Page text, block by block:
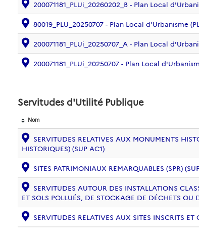
200071181_PLUi_20260202_B - Plan Local
80019_PLU_20250707 - Plan Local d'Urbanisme
200071181_PLUi_20250707_A - Plan Local
200071181_PLUi_20250707 - Plan Local
Servitudes d'Utilité Publique
Nom
SERVITUDES RELATIVES AUX MONUMENTS
HISTORIQUES) (SUP AC1)
SITES PATRIMONIAUX REMARQUABLES (SPR)
SERVITUDES AUTOUR DES INSTALLATIONS
ET SOLS POLLUÉS, DE STOCKAGE DE DÉCHETS OU
SERVITUDES RELATIVES AUX SITES INSCRITS ET